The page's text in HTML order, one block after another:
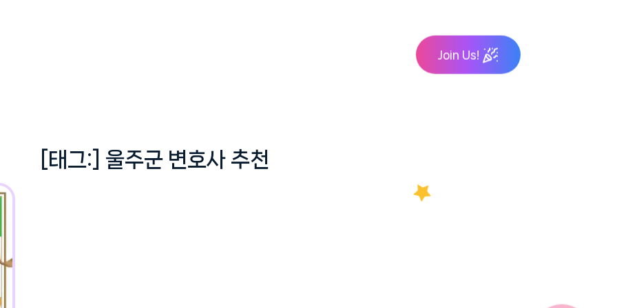
Join Us!
[태그:] 울주군 변호사 추천